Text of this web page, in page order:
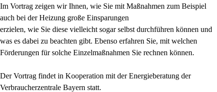
Im Vortrag zeigen wir Ihnen, wie Sie mit Maßnahmen zum Beispiel
auch bei der Heizung große Einsparungen
erzielen, wie Sie diese vielleicht sogar selbst durchführen können und
was es dabei zu beachten gibt. Ebenso erfahren Sie, mit welchen
Förderungen für solche Einzelmaßnahmen Sie rechnen können.
Der Vortrag findet in Kooperation mit der Energieberatung der
Verbraucherzentrale Bayern statt.